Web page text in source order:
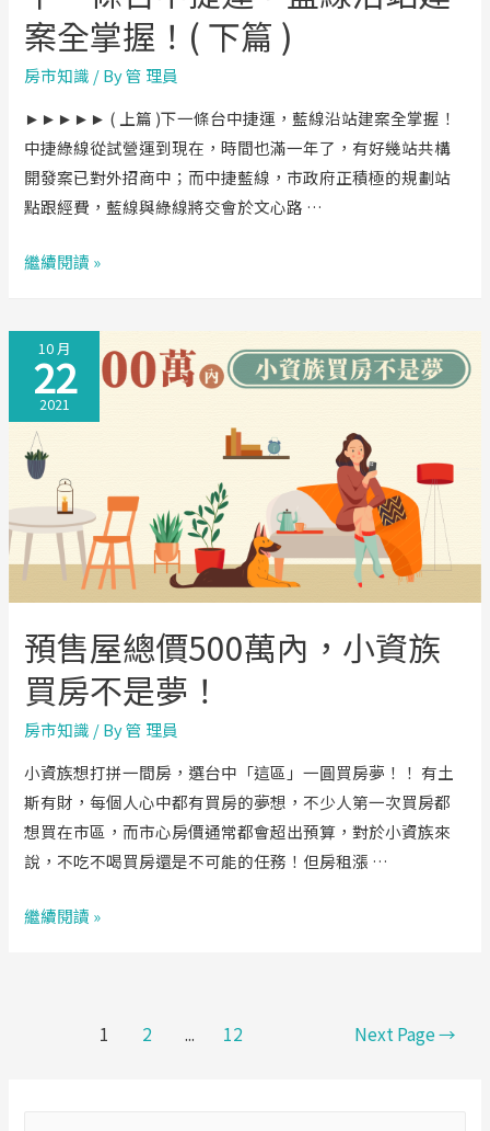
掌
握！
(
上
篇
)
案全掌握！( 下篇 )
房市知識 / By管 理員
►►►►► ( 上篇 )下一條台中捷運，藍線沿站建案全掌握！
中捷綠線從試營運到現在，時間也滿一年了，有好幾站共構
開發案已對外招商中；而中捷藍線，市政府正積極的規劃站
點跟經費，藍線與綠線將交會於文心路 …
下
台
中
捷
運，
藍
沿
站
全
掌
握！
(
下
篇
)
繼續閱讀 »
10 月
22
2021
預售屋總價500萬內，小資族
買房不是夢！
房市知識 / By管 理員
小資族想打拼一間房，選台中「這區」一圓買房夢！！ 有土
斯有財，每個人心中都有買房的夢想，不少人第一次買房都
想買在市區，而市心房價通常都會超出預算，對於小資族來
說，不吃不喝買房還是不可能的任務！但房租漲 …
預
繼續閱讀 »
1 2 ... 12 Next Page→